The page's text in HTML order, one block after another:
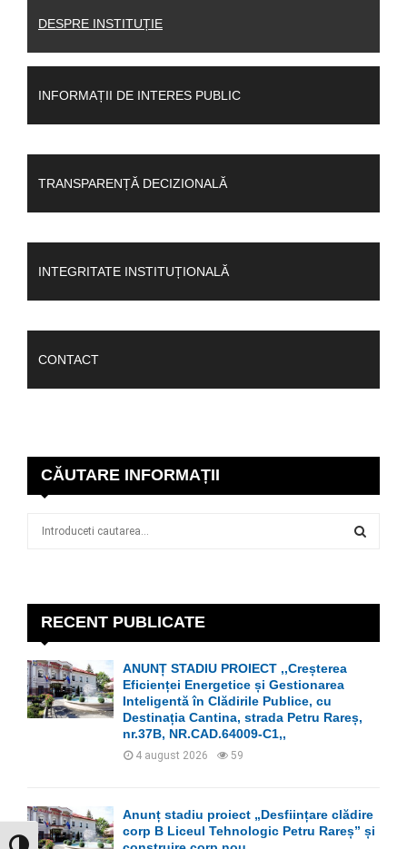
DESPRE INSTITUȚIE
INFORMAȚII DE INTERES PUBLIC
TRANSPARENȚĂ DECIZIONALĂ
INTEGRITATE INSTITUȚIONALĂ
CONTACT
CĂUTARE INFORMAȚII
r
:
E
A
C
RECENT PUBLICATE
ANUNȚ STADIU PROIECT ,,Creșterea
Eficienței Energetice și Gestionarea
Inteligentă în Clădirile Publice, cu
Destinația Cantina, strada Petru Rareș,
nr.37B, NR.CAD.64009-C1,,
4 august 2026 59
Anunț stadiu proiect „Desființare clădire
corp B Liceul Tehnologic Petru Rareș” și